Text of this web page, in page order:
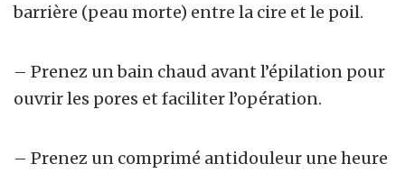
barrière (peau morte) entre la cire et le poil.
– Prenez un bain chaud avant l’épilation pour
ouvrir les pores et faciliter l’opération.
– Prenez un comprimé antidouleur une heure